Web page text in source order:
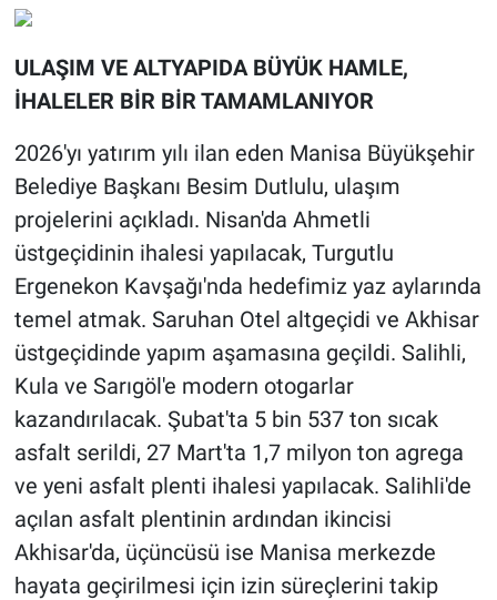
ULAŞIM VE ALTYAPIDA BÜYÜK HAMLE,
İHALELER BİR BİR TAMAMLANIYOR
2026'yı yatırım yılı ilan eden Manisa Büyükşehir
Belediye Başkanı Besim Dutlulu, ulaşım
projelerini açıkladı. Nisan'da Ahmetli
üstgeçidinin ihalesi yapılacak, Turgutlu
Ergenekon Kavşağı'nda hedefimiz yaz aylarında
temel atmak. Saruhan Otel altgeçidi ve Akhisar
üstgeçidinde yapım aşamasına geçildi. Salihli,
Kula ve Sarıgöl'e modern otogarlar
kazandırılacak. Şubat'ta 5 bin 537 ton sıcak
asfalt serildi, 27 Mart'ta 1,7 milyon ton agrega
ve yeni asfalt plenti ihalesi yapılacak. Salihli'de
açılan asfalt plentinin ardından ikincisi
Akhisar'da, üçüncüsü ise Manisa merkezde
hayata geçirilmesi için izin süreçlerini takip